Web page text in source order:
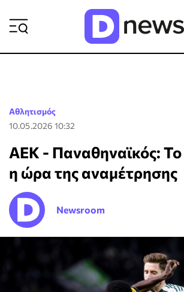
Αθλητισμός
10.05.2026 10:32
ΑΕΚ - Παναθηναϊκός: Το
η ώρα της αναμέτρησης
Newsroom